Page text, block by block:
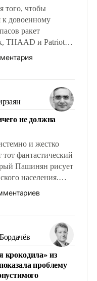
того, чтобы
к довоенному
ракет
THAAD и Patriot
более трех
война с
ситуация
период
США, например,
не должна
и жестко
тот фантастический
Пашинян рисует
населения.
безусловно
и где
свои поступки не
крокодила» из
проблему